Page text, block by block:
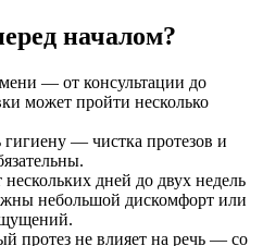
началом?
— от консультации до
может пройти несколько
— чистка протезов и
дней до двух недель
небольшой дискомфорт или
протез не влияет на речь — со